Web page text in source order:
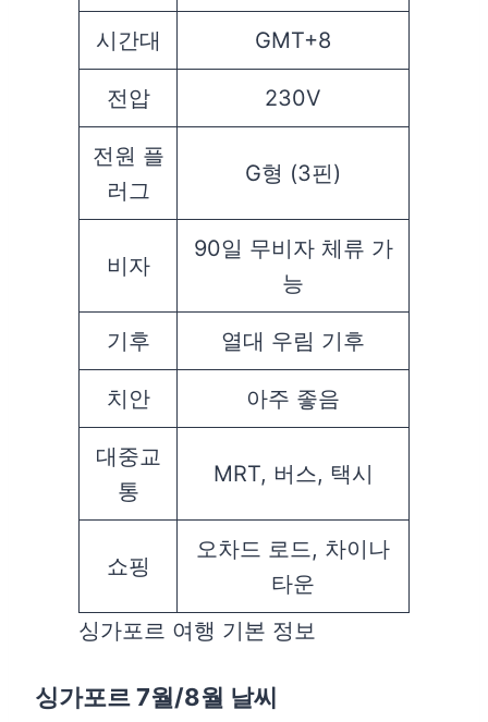
시간대 GMT+8
전압 230V
전원 플
러그
G형 (3핀)
비자
90일 무비자 체류 가
능
기후 열대 우림 기후
치안 아주 좋음
대중교
통
MRT, 버스, 택시
쇼핑
오차드 로드, 차이나
타운
싱가포르 여행 기본 정보
싱가포르 7월/8월 날씨